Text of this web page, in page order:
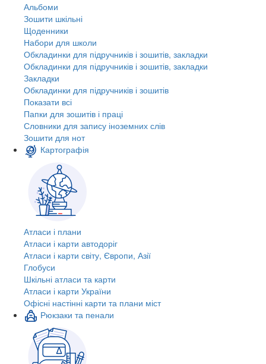
Альбоми
Зошити шкільні
Щоденники
Набори для школи
Обкладинки для підручників і зошитів, закладки
Обкладинки для підручників і зошитів, закладки
Закладки
Обкладинки для підручників і зошитів
Показати всі
Папки для зошитів і праці
Словники для запису іноземних слів
Зошити для нот
Картографія
Атласи і плани
Атласи і карти автодоріг
Атласи і карти світу, Європи, Азії
Глобуси
Шкільні атласи та карти
Атласи і карти України
Офісні настінні карти та плани міст
Рюкзаки та пенали